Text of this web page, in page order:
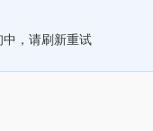
中，请刷新重试